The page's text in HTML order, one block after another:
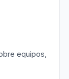
equipos,